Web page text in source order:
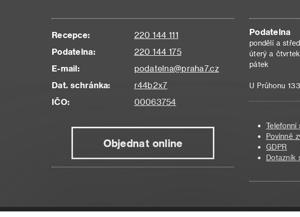
Recepce:
220 144 111
Podatelna:
220 144 175
E-mail:
podatelna@praha7.cz
Dat. schránka:
r44b2x7
IČO:
00063754
Objednat online
Podatelna
pondělí a
úterý a čtvrtek
pátek
U Průhonu
Telefonní
Povinně
GDPR
Dotazník